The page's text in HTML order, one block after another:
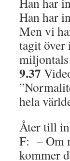
Han har
Men vi
tagit över
9.37
hela
Åter till
F: – Om
kommer